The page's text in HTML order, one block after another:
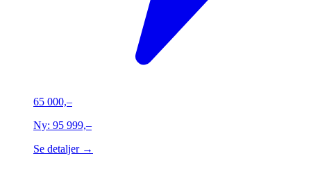
65 000,–
Ny: 95 999,–
Se detaljer →